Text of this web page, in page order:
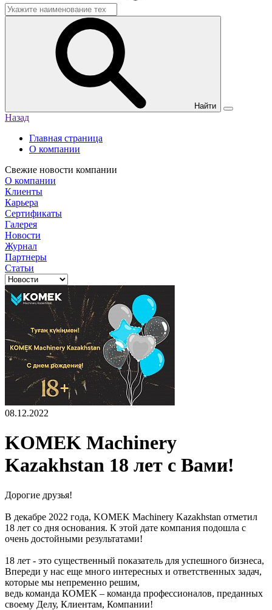
Найти
Назад
Главная страница
О компании
Свежие новости компании
О компании
Клиенты
Карьера
Сертификаты
Галерея
Новости
Журнал
Партнеры
Статьи
08.12.2022
KOMEK Machinery
Kazakhstan 18 лет с Вами!
Дорогие друзья!
В декабре 2022 года, KOMEK Machinery Kazakhstan отметил
18 лет со дня основания. К этой дате компания подошла с
очень достойными результатами!
18 лет - это существенный показатель для успешного бизнеса,
Впереди у нас еще много интересных и ответственных задач,
которые мы непременно решим,
ведь команда КОМЕК – команда профессионалов, преданных
своему Делу, Клиентам, Компании!